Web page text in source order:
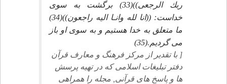
ربك الرجعى))(33) برگشت به سوى
خداست: ((انا لله وانـا اليه راجعون))(34)
ما متعلق به خدا هستيم و به سوى او باز
مى گرديم.(35)
[ با تقدير از مركز فرهنگ و معارف قرآن
دفتر تبليغات اسلامى كه در تهيه پرسش
ها و پاسخ هاى قرآنى, مجله را همراهى